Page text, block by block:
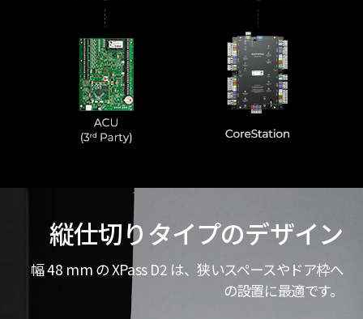
縦仕切りタイプのデザイン
幅 48 mm の XPass D2 は、狭いスペースやドア枠へ
の設置に最適です。